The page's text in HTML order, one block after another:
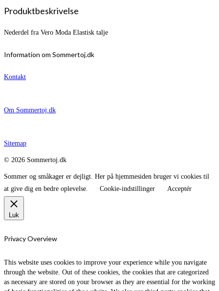
Produktbeskrivelse
Nederdel fra Vero Moda Elastisk talje
Information om Sommertoj.dk
Kontakt
Om Sommertoj.dk
Sitemap
© 2026 Sommertoj.dk
Sommer og småkager er dejligt. Her på hjemmesiden bruger vi cookies til
at give dig en bedre oplevelse.
Cookie-indstillinger Acceptér
Luk
Privacy Overview
This website uses cookies to improve your experience while you navigate
through the website. Out of these cookies, the cookies that are categorized
as necessary are stored on your browser as they are essential for the working